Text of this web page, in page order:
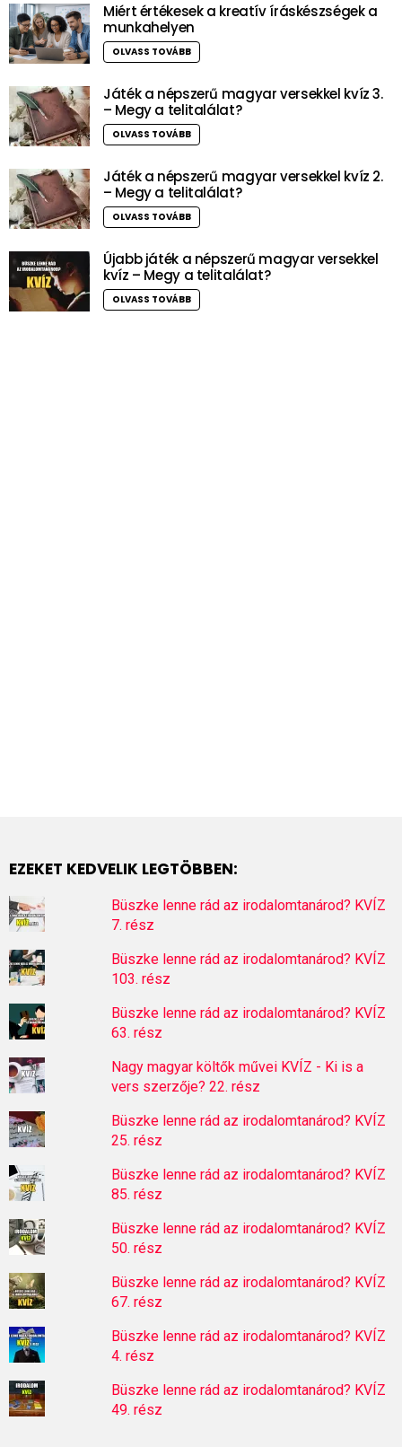
Miért értékesek a kreatív íráskészségek a
munkahelyen
OLVASS TOVÁBB
Játék a népszerű magyar versekkel kvíz 3.
– Megy a telitalálat?
OLVASS TOVÁBB
Játék a népszerű magyar versekkel kvíz 2.
– Megy a telitalálat?
OLVASS TOVÁBB
Újabb játék a népszerű magyar versekkel
kvíz – Megy a telitalálat?
OLVASS TOVÁBB
EZEKET KEDVELIK LEGTÖBBEN:
Büszke lenne rád az irodalomtanárod? KVÍZ
7. rész
Büszke lenne rád az irodalomtanárod? KVÍZ
103. rész
Büszke lenne rád az irodalomtanárod? KVÍZ
63. rész
Nagy magyar költők művei KVÍZ - Ki is a
vers szerzője? 22. rész
Büszke lenne rád az irodalomtanárod? KVÍZ
25. rész
Büszke lenne rád az irodalomtanárod? KVÍZ
85. rész
Büszke lenne rád az irodalomtanárod? KVÍZ
50. rész
Büszke lenne rád az irodalomtanárod? KVÍZ
67. rész
Büszke lenne rád az irodalomtanárod? KVÍZ
4. rész
Büszke lenne rád az irodalomtanárod? KVÍZ
49. rész